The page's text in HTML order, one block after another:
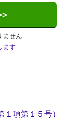
ません
ます
項第１５号）